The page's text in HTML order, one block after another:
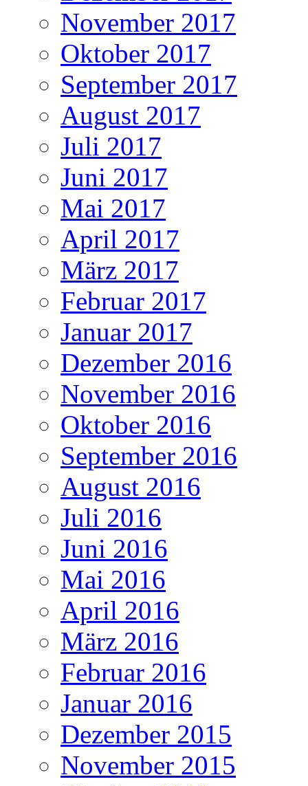
November 2017
Oktober 2017
September 2017
August 2017
Juli 2017
Juni 2017
Mai 2017
April 2017
März 2017
Februar 2017
Januar 2017
Dezember 2016
November 2016
Oktober 2016
September 2016
August 2016
Juli 2016
Juni 2016
Mai 2016
April 2016
März 2016
Februar 2016
Januar 2016
Dezember 2015
November 2015